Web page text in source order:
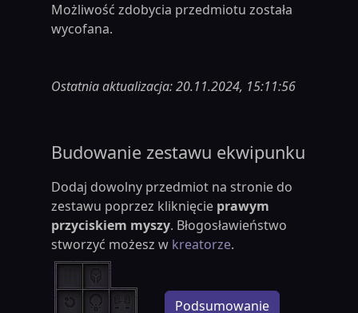
Możliwość zdobycia przedmiotu została
wycofana.
Ostatnia aktualizacja: 20.11.2024, 15:11:56
Budowanie zestawu ekwipunku
Dodaj dowolny przedmiot na stronie do
zestawu poprzez kliknięcie prawym
przyciskiem myszy. Błogosławieństwo
stworzyć możesz w kreatorze.
Podsumowanie